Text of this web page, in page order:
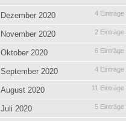
Dezember 2020 4 Einträge
November 2020 2 Einträge
Oktober 2020 6 Einträge
September 2020 4 Einträge
August 2020 11 Einträge
Juli 2020 5 Einträge